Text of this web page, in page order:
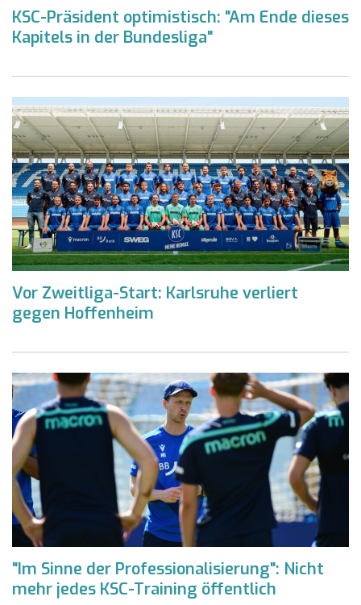
KSC-Präsident optimistisch: "Am Ende dieses
Kapitels in der Bundesliga"
Vor Zweitliga-Start: Karlsruhe verliert
gegen Hoffenheim
"Im Sinne der Professionalisierung": Nicht
mehr jedes KSC-Training öffentlich